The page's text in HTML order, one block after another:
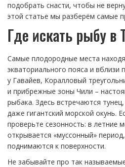
подобрать снасти, чтобы не
этой статье мы разберём самые
Где искать рыбу в
Самые плодородные места
экваториального пояса и
у Гавайев, Коралловый
и прибрежные зоны Чили –
рыбака. Здесь встречаются
даже гигантский морской окунь.
проверьте сезонность: в летние
открывается «муссонный»
поднимаются к поверхности.
Не забывайте про так